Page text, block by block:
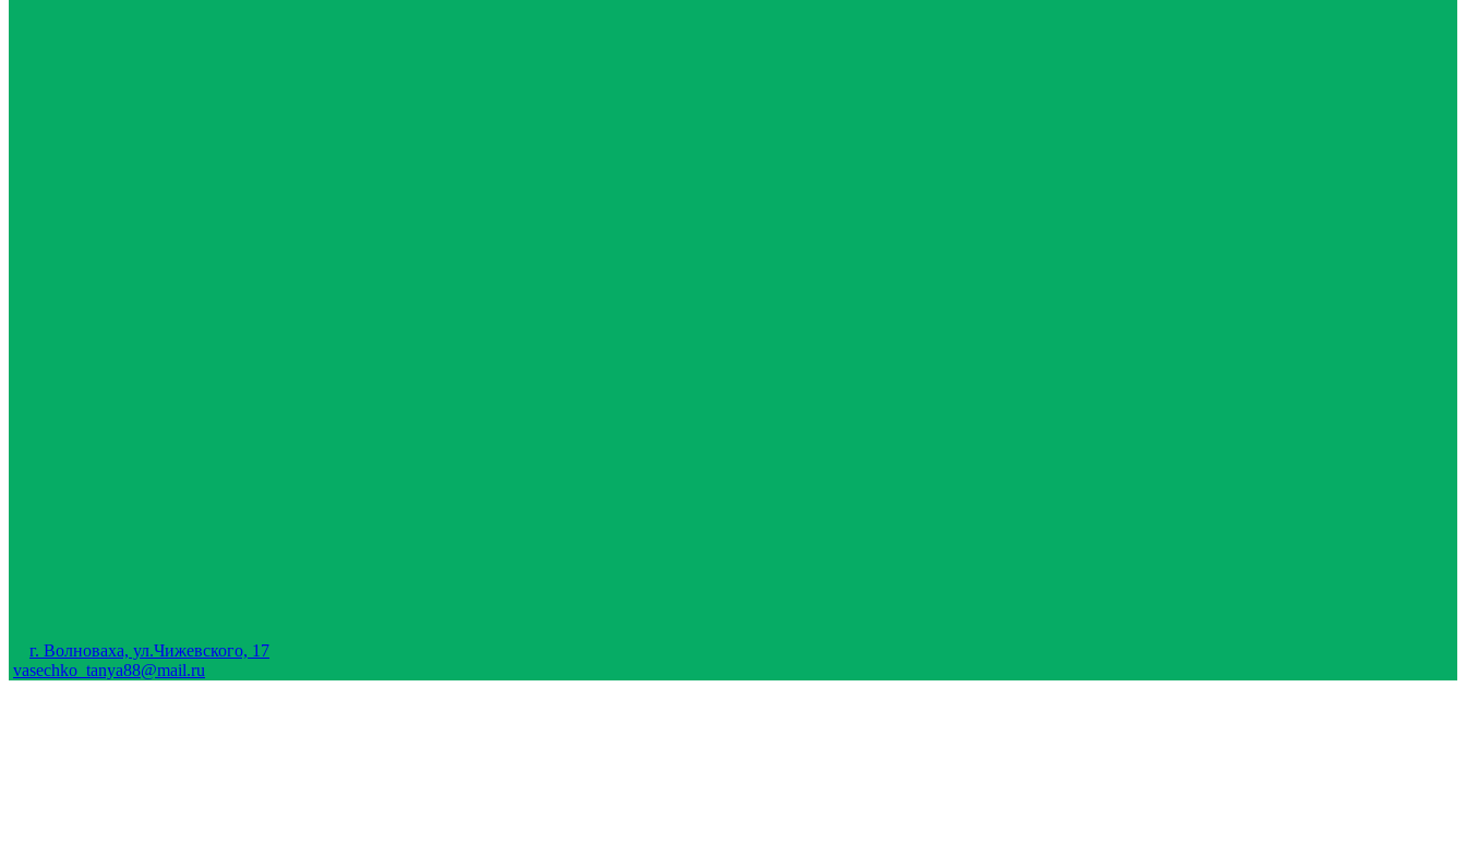
г. Волноваха, ул.Чижевского, 17
vasechko_tanya88@mail.ru